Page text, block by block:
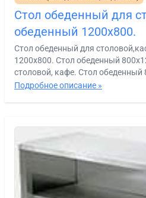
Стол обеденный для
обеденный 1200х800.
Стол обеденный для
1200х800. Стол обеденный
столовой, кафе. Стол обеденный
Подробное описание »